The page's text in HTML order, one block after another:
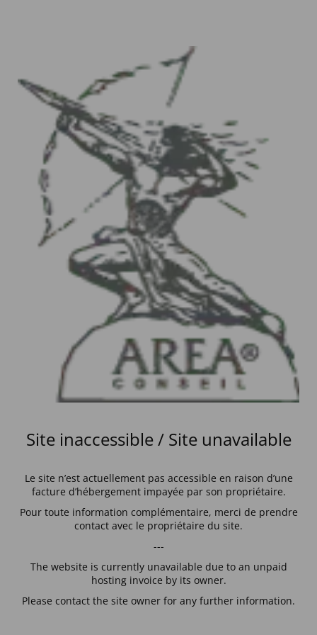
Site inaccessible / Site unavailable
Le site n’est actuellement pas accessible en raison d’une
facture d’hébergement impayée par son propriétaire.
Pour toute information complémentaire, merci de prendre
contact avec le propriétaire du site.
---
The website is currently unavailable due to an unpaid
hosting invoice by its owner.
Please contact the site owner for any further information.